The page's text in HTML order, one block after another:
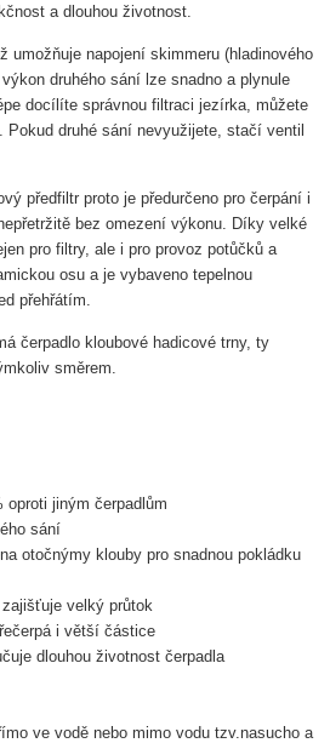
a dlouhou životnost.
umožňuje napojení skimmeru (hladinového
druhého sání lze snadno a plynule
docílíte správnou filtraci jezírka, můžete
druhé sání nevyužijete, stačí ventil
předfiltr proto je předurčeno pro čerpání i
bez omezení výkonu. Díky velké
pro filtry, ale i pro provoz potůčků a
osu a je vybaveno tepelnou
přehřátím.
čerpadlo kloubové hadicové trny, ty
směrem.
oproti jiným čerpadlům
sání
otočnýmy klouby pro snadnou pokládku
velký průtok
i větší částice
dlouhou životnost čerpadla
ve vodě nebo mimo vodu tzv.nasuchoa